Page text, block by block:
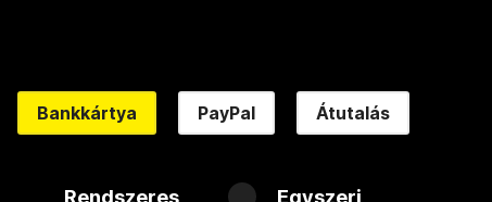
Bankkártya PayPal Átutalás
Rendszeres Egyszeri